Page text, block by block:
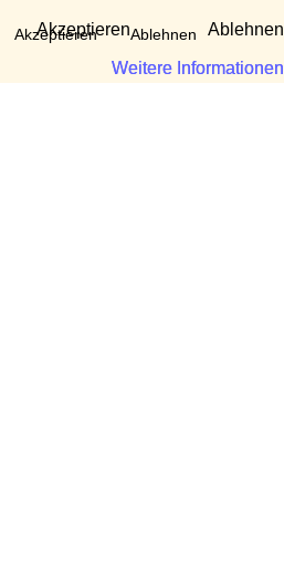
Akzeptieren Ablehnen
Weitere Informationen
Akzeptieren Ablehnen
Weitere Informationen